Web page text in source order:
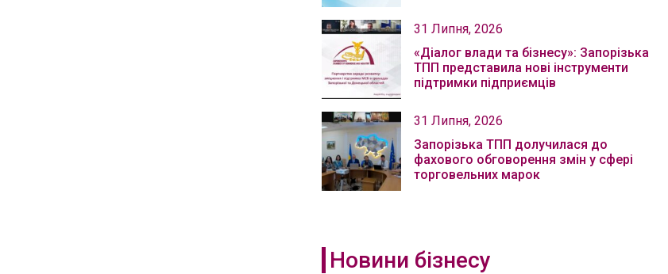
31 Липня, 2026
«Діалог влади та бізнесу»: Запорізька
ТПП представила нові інструменти
підтримки підприємців
31 Липня, 2026
Запорізька ТПП долучилася до
фахового обговорення змін у сфері
торговельних марок
Новини бізнесу